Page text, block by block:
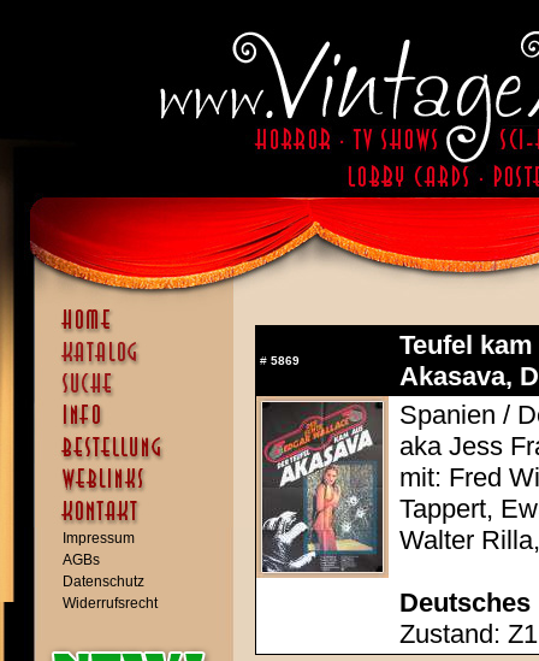
Impressum
AGBs
Datenschutz
Widerrufsrecht
# 5869
Teufel
Akasava,
Spanien /
aka Jess
mit: Fred
Tappert,
Walter
Deutsches
Zustand: